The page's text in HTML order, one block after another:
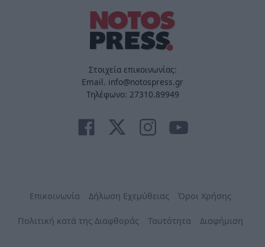
Στοιχεία επικοινωνίας:
Email. info@notospress.gr
Τηλέφωνο: 27310.89949
Επικοινωνία Δήλωση Εχεμύθειας Όροι Χρήσης
Πολιτική κατά της Διαφθοράς Ταυτότητα Διαφήμιση